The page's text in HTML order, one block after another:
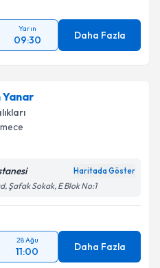
Yarın
09:30 Daha Fazla
Yanar
Haritada Göster
Şafak Sokak, E Blok No:1
28 Ağu
11:00 Daha Fazla